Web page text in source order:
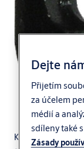
Kryt zajišťovací
Dejte
Přijetím
za účelem
médií a
sdíleny také
Zásady